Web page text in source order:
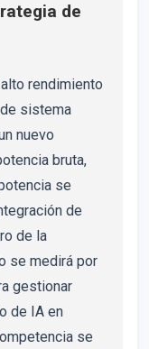
de
rendimiento
sistema
nuevo
bruta,
se
de
de la
se medirá por
gestionar
de IA en
se